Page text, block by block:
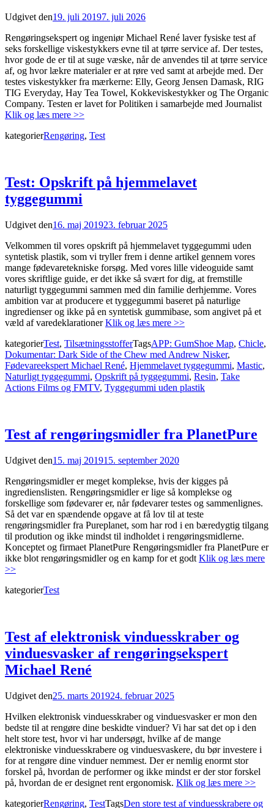
Udgivet den19. juli 20197. juli 2026
Rengøringsekspert og ingeniør Michael René laver fysiske test af
seks forskellige viskestykkers evne til at tørre service af. Der testes,
hvor gode de er til at suge væske, når de anvendes til at tørre service
af, og hvor lækre materialer er at røre ved samt at arbejde med. Der
testes viskestykker fra mærkerne: Elly, Georg Jensen Damask, RIG
TIG Everyday, Hay Tea Towel, Kokkeviskestykker og The Organic
Company. Testen er lavet for Politiken i samarbejde med Journalist
Klik og læs mere >>
kategorierRengøring, Test
Test: Opskrift på hjemmelavet
tyggegummi
Udgivet den16. maj 201923. februar 2025
Velkommen til vores opskrift på hjemmelavet tyggegummi uden
syntetisk plastik, som vi tryller frem i denne artikel gennem vores
mange fødevaretekniske forsøg. Med vores lille videoguide samt
vores skriftlige guide, er det ikke så svært for dig, at fremstille
naturligt tyggegummi sammen med din familie derhjemme. Vores
ambition var at producere et tyggegummi baseret på naturlige
ingredienser og ikke på en syntetisk gummibase, som angivet på et
væld af varedeklarationerKlik og læs mere >>
kategorierTest, TilsætningsstofferTagsAPP: GumShoe Map, Chicle,
Dokumentar: Dark Side of the Chew med Andrew Nisker,
Fødevareekspert Michael René, Hjemmelavet tyggegummi, Mastic,
Naturligt tyggegummi, Opskrift på tyggegummi, Resin, Take
Actions Films og FMTV, Tyggegummi uden plastik
Test af rengøringsmidler fra PlanetPure
Udgivet den15. maj 201915. september 2020
Rengøringsmidler er meget komplekse, hvis der kigges på
ingredienslisten. Rengøringsmidler er lige så komplekse og
forskellige som fødevarer er, når fødevarer testes og sammenlignes.
Så det var en spændende opgave at få lov til at teste
rengøringsmidler fra Pureplanet, som har rod i en bæredygtig tilgang
til prodution og ikke mindst til indholdet i rengøringsmidlerne.
Konceptet og firmaet PlanetPure Rengøringsmidler fra PlanetPure er
ikke blot rengøringsmidler og en kamp for et godt Klik og læs mere
>>
kategorierTest
Test af elektronisk vinduesskraber og
vinduesvasker af rengøringsekspert
Michael René
Udgivet den25. marts 201924. februar 2025
Hvilken elektronisk vinduesskraber og vinduesvasker er mon den
bedste til at rengøre dine beskidte vinduer? Vi har sat det op i den
helt store test, hvor vi har undersøgt, hvilke af de mange
elektroniske vinduesskrabere og vinduesvaskere, du bør investere i
for at rengøre dine vinduer nemmest. Der er nemlig enormt stor
forskel på, hvordan de performer og ikke mindst er der stor forskel
på, hvordan de er designet rent ergonomisk. Klik og læs mere >>
kategorierRengøring, TestTagsDen store test af vinduesskrabere og